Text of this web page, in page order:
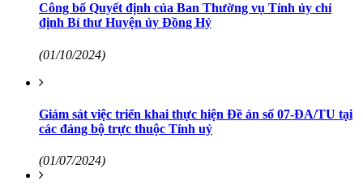
Công bố Quyết định của Ban Thường vụ Tỉnh ủy chỉ
định Bí thư Huyện ủy Đồng Hỷ
(01/10/2024)
Giám sát việc triển khai thực hiện Đề án số 07-ĐA/TU tại
các đảng bộ trực thuộc Tỉnh uỷ
(01/07/2024)